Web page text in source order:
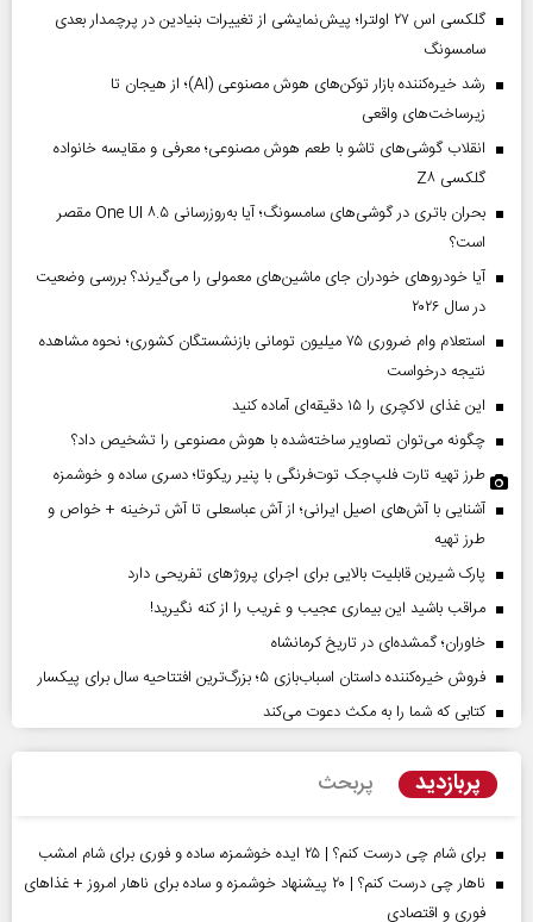
گلکسی اس ۲۷ اولترا؛ پیش‌نمایشی از تغییرات بنیادین در پرچمدار بعدی
سامسونگ
رشد خیره‌کننده بازار توکن‌های هوش مصنوعی (AI)؛ از هیجان تا
زیرساخت‌های واقعی
انقلاب گوشی‌های تاشو‌ با طعم هوش مصنوعی؛ معرفی و مقایسه خانواده
گلکسی Z۸
بحران باتری در گوشی‌های سامسونگ؛ آیا به‌روزرسانی One UI ۸.۵ مقصر
است؟
آیا خودروهای خودران جای ماشین‌های معمولی را می‌گیرند؟ بررسی وضعیت
در سال ۲۰۲۶
استعلام وام ضروری ۷۵ میلیون تومانی بازنشستگان کشوری؛ نحوه مشاهده
نتیجه درخواست
این غذای لاکچری را ۱۵ دقیقه‌ای آماده کنید
چگونه می‌توان تصاویر ساخته‌شده با هوش مصنوعی را تشخیص داد؟
طرز تهیه تارت فلپ‌جک توت‌فرنگی با پنیر ریکوتا؛ دسری ساده و خوشمزه
آشنایی با آش‌های اصیل ایرانی؛ از آش عباسعلی تا آش ترخینه + خواص و
طرز تهیه
پارک شیرین قابلیت‌ بالایی برای اجرای پروژهای تفریحی دارد
مراقب باشید این بیماری عجیب و غریب را از کنه نگیرید!
خاوران؛ گمشده‌ای در تاریخ کرمانشاه
فروش خیره‌کننده داستان اسباب‌بازی ۵؛ بزرگ‌ترین افتتاحیه سال برای پیکسار
کتابی که شما را به مکث دعوت می‌کند
پربازدید پربحث
برای شام چی درست کنم؟ | ۲۵ ایده خوشمزه، ساده و فوری برای شام امشب
ناهار چی درست کنم؟ | ۲۰ پیشنهاد خوشمزه و ساده برای ناهار امروز + غذاهای
فوری و اقتصادی